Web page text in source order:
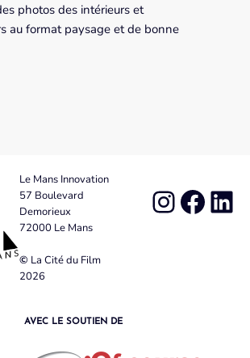
photos des intérieurs et
au format paysage et de bonne
Le Mans Innovation
57 Boulevard
Demorieux
72000 Le Mans
© La Cité du Film
2026
AVEC LE SOUTIEN DE